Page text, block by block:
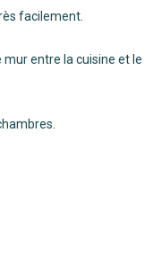
facilement.
entre la cuisine et le